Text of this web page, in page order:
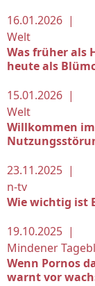
16.01.2026 |
Welt
Was früher als
heute als
15.01.2026 |
Welt
Willkommen
23.11.2025 |
n-tv
Wie wichtig ist
19.10.2025 |
Mindener
Wenn Pornos
warnt vor